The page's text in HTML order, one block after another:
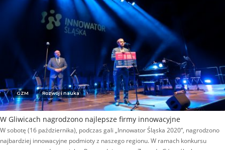
GZM Rozwój i nauka
W Gliwicach nagrodzono najlepsze firmy innowacyjne
W sobotę (16 października), podczas gali „Innowator Śląska 2020”, nagrodzono
najbardziej innowacyjne podmioty z naszego regionu. W ramach konkursu